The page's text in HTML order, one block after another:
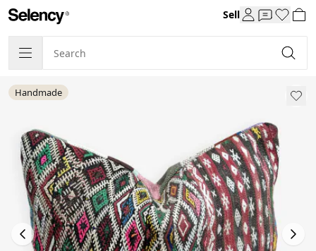
Sell
Handmade